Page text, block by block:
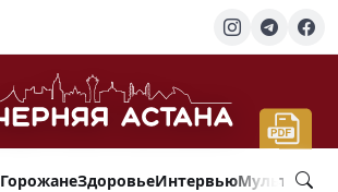
ГорожанеЗдоровьеИнтервью